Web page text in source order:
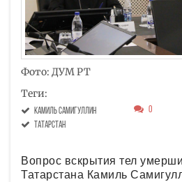
Фото: ДУМ РТ
Теги:
Камиль Самигуллин
Татарстан
0
Вопрос вскрытия тел
Татарстана Камиль